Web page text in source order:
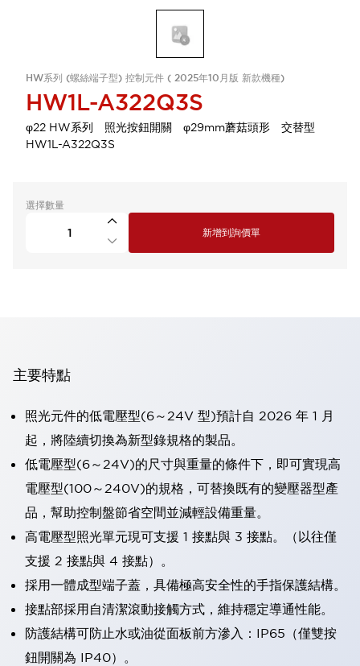
HW系列 (螺絲端子型) 控制元件 ( 2025年10月版 新款機種)
HW1L-A322Q3S
φ22 HW系列 照光按鈕開關 φ29mm蘑菇頭形 交替型
HW1L-A322Q3S
選擇數量
新增到詢價單
主要特點
照光元件的低電壓型(6～24V 型)預計自 2026 年 1 月
起，將陸續切換為新型錄規格的製品。
低電壓型(6～24V)的尺寸與重量的條件下，即可實現高
電壓型(100～240V)的規格，可替換既有的變壓器型產
品，幫助控制盤節省空間並減輕設備重量。
高電壓型照光單元現可支援 1 接點與 3 接點。（以往僅
支援 2 接點與 4 接點）。
採用一體成型端子蓋，具備極高安全性的手指保護結構。
接點部採用自清潔滾動接觸方式，維持穩定導通性能。
防護結構可防止水或油從面板前方滲入：IP65（僅雙按
鈕開關為 IP40）。